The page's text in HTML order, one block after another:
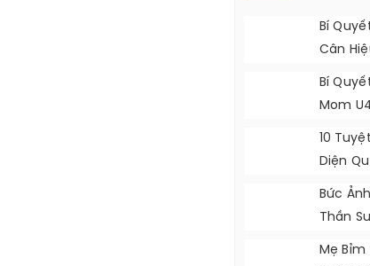
Bí
Cân
Bí
Mom
10
Diện
Bức
Thần
Mẹ Bỉm